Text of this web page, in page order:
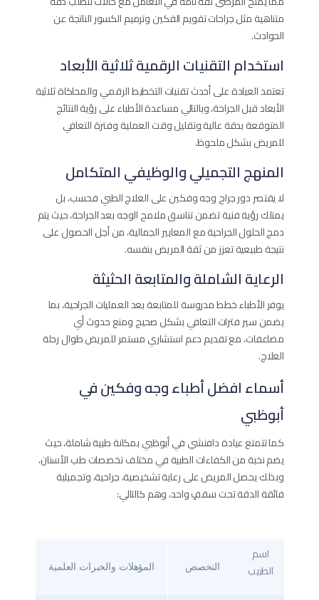
متناهية مثل جراحات تقويم الفكين وترميم الكسور الناتجة عن
الحوادث.
استخدام التقنيات الرقمية ثلاثية الأبعاد
تعتمد العيادة على أحدث تقنيات التخطيط الرقمي والمحاكاة ثلاثية
الأبعاد قبل الجراحة، وبالتالي مساعدة الأطباء على رؤية النتائج
المتوقعة بدقة عالية وتقليل وقت العملية وفترة التعافي
للمريض بشكل ملحوظ.
المنهج التجميلي والوظيفي المتكامل
لا يقتصر دور جراح وجه وفكين على العلاج الطبي فحسب، بل
يمتلك رؤية فنية تضمن تناسق ملامح الوجه بعد الجراحة، حيث يتم
دمج الحلول الجراحية مع المعايير الجمالية، من أجل الحصول على
نتيجة طبيعية تعزز من ثقة المريض بنفسه.
الرعاية الشاملة والمتابعة الحثيثة
يوفر الأطباء خطط مدروسة للمتابعة بعد العمليات الجراحية، بما
يضمن سير فترات التعافي بشكل صحيح ومنع حدوث أي
مضاعفات، مع تقديم دعم استشاري مستمر للمريض طوال رحلة
العلاج.
أسماء افضل أطباء وجه وفكين في
أبوظبي
كما تتمتع عيادة دافنشي في أبوظبي بمكانة طبية شاملة، حيث
يضم نخبة من الكفاءات الطبية في مختلف تخصصات طب الأسنان،
وبذلك يحصل المريض على رعاية تشخيصية، جراحية، وتجميلية
فائقة الدقة تحت سقفٍ واحد، وهم كالتالي:
اسم
الطبيب
التخصص المؤهلات والخبرات العلمية